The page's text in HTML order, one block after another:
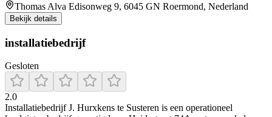
Thomas Alva Edisonweg 9, 6045 GN Roermond, Nederland
Bekijk details
installatiebedrijf
Gesloten
2.0
Installatiebedrijf J. Hurxkens te Susteren is een operationeel